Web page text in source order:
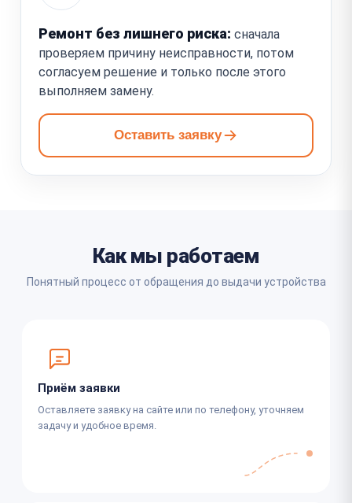
Ремонт без лишнего риска: сначала
проверяем причину неисправности, потом
согласуем решение и только после этого
выполняем замену.
Оставить заявку
Как мы работаем
Понятный процесс от обращения до выдачи устройства
Приём заявки
Оставляете заявку на сайте или по телефону, уточняем
задачу и удобное время.